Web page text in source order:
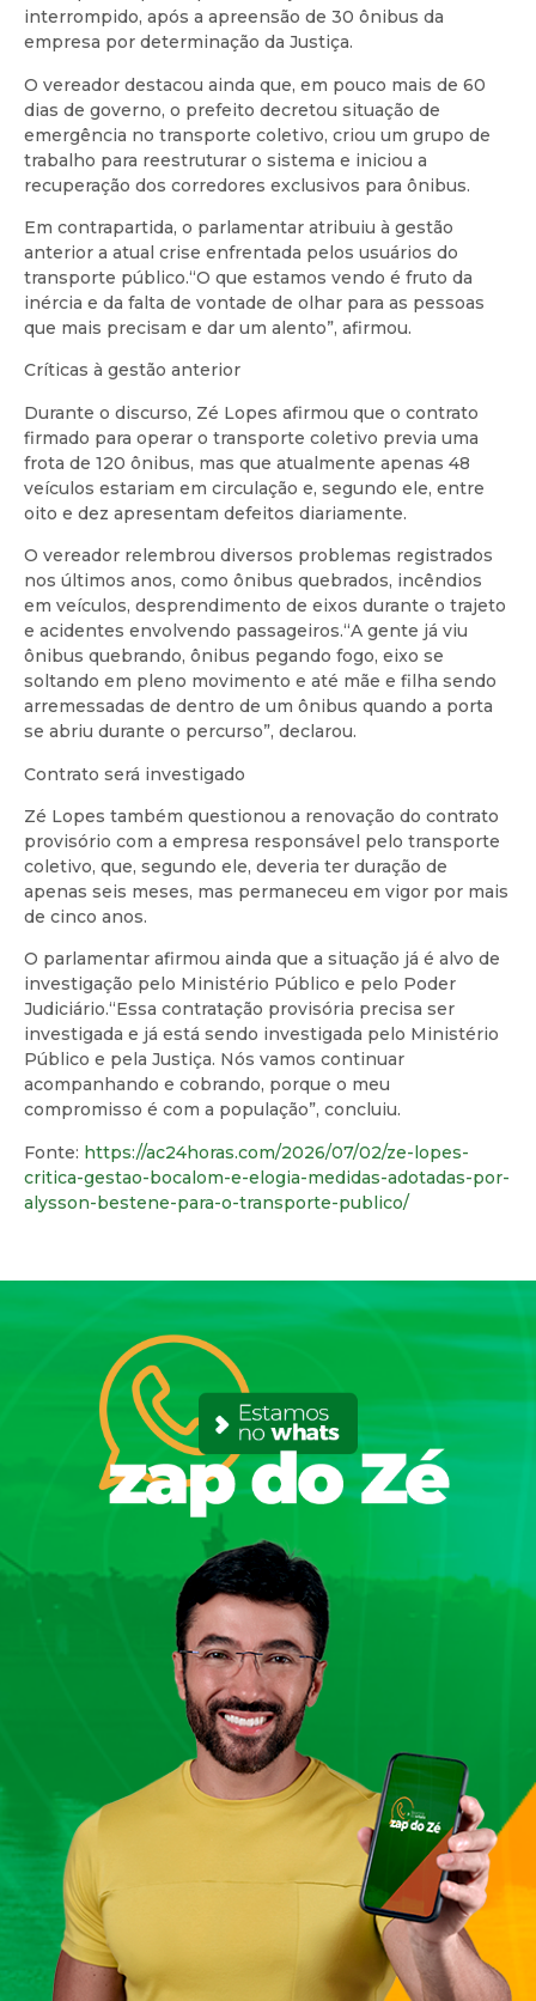
interrompido, após a apreensão de 30 ônibus da
empresa por determinação da Justiça.
O vereador destacou ainda que, em pouco mais de 60
dias de governo, o prefeito decretou situação de
emergência no transporte coletivo, criou um grupo de
trabalho para reestruturar o sistema e iniciou a
recuperação dos corredores exclusivos para ônibus.
Em contrapartida, o parlamentar atribuiu à gestão
anterior a atual crise enfrentada pelos usuários do
transporte público.“O que estamos vendo é fruto da
inércia e da falta de vontade de olhar para as pessoas
que mais precisam e dar um alento”, afirmou.
Críticas à gestão anterior
Durante o discurso, Zé Lopes afirmou que o contrato
firmado para operar o transporte coletivo previa uma
frota de 120 ônibus, mas que atualmente apenas 48
veículos estariam em circulação e, segundo ele, entre
oito e dez apresentam defeitos diariamente.
O vereador relembrou diversos problemas registrados
nos últimos anos, como ônibus quebrados, incêndios
em veículos, desprendimento de eixos durante o trajeto
e acidentes envolvendo passageiros.“A gente já viu
ônibus quebrando, ônibus pegando fogo, eixo se
soltando em pleno movimento e até mãe e filha sendo
arremessadas de dentro de um ônibus quando a porta
se abriu durante o percurso”, declarou.
Contrato será investigado
Zé Lopes também questionou a renovação do contrato
provisório com a empresa responsável pelo transporte
coletivo, que, segundo ele, deveria ter duração de
apenas seis meses, mas permaneceu em vigor por mais
de cinco anos.
O parlamentar afirmou ainda que a situação já é alvo de
investigação pelo Ministério Público e pelo Poder
Judiciário.“Essa contratação provisória precisa ser
investigada e já está sendo investigada pelo Ministério
Público e pela Justiça. Nós vamos continuar
acompanhando e cobrando, porque o meu
compromisso é com a população”, concluiu.
Fonte: https://ac24horas.com/2026/07/02/ze-lopes-
critica-gestao-bocalom-e-elogia-medidas-adotadas-por-
alysson-bestene-para-o-transporte-publico/